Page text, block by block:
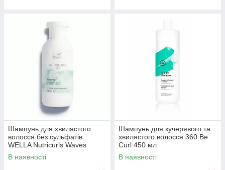
Шампунь для хвилястого
волосся без сульфатів
WELLA Nutricurls Waves
Shampoo 250 мл
В наявності
Шампунь для кучерявого та
хвилястого волосся 360 Be
Curl 450 мл
В наявності